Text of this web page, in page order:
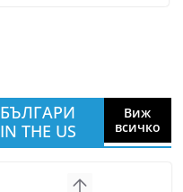
БЪЛГАРИ
IN THE US
Виж
всичко